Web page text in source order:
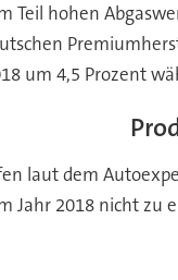
Teil hohen
um 4,5 Prozent
laut dem
Jahr 2018 nicht zu